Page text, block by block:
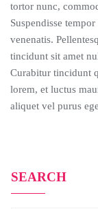
tortor nunc,
Suspendisse
venenatis.
tincidunt sit amet
Curabitur tincidunt
lorem, et luctus
aliquet vel purus
SEARCH